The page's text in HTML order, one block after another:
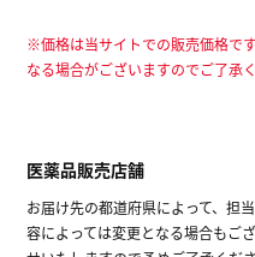
※価格は当サイトでの販売価格で
なる場合がございますのでご了承く
医薬品販売店舗
お届け先の都道府県によって、担
容によっては変更となる場合もご